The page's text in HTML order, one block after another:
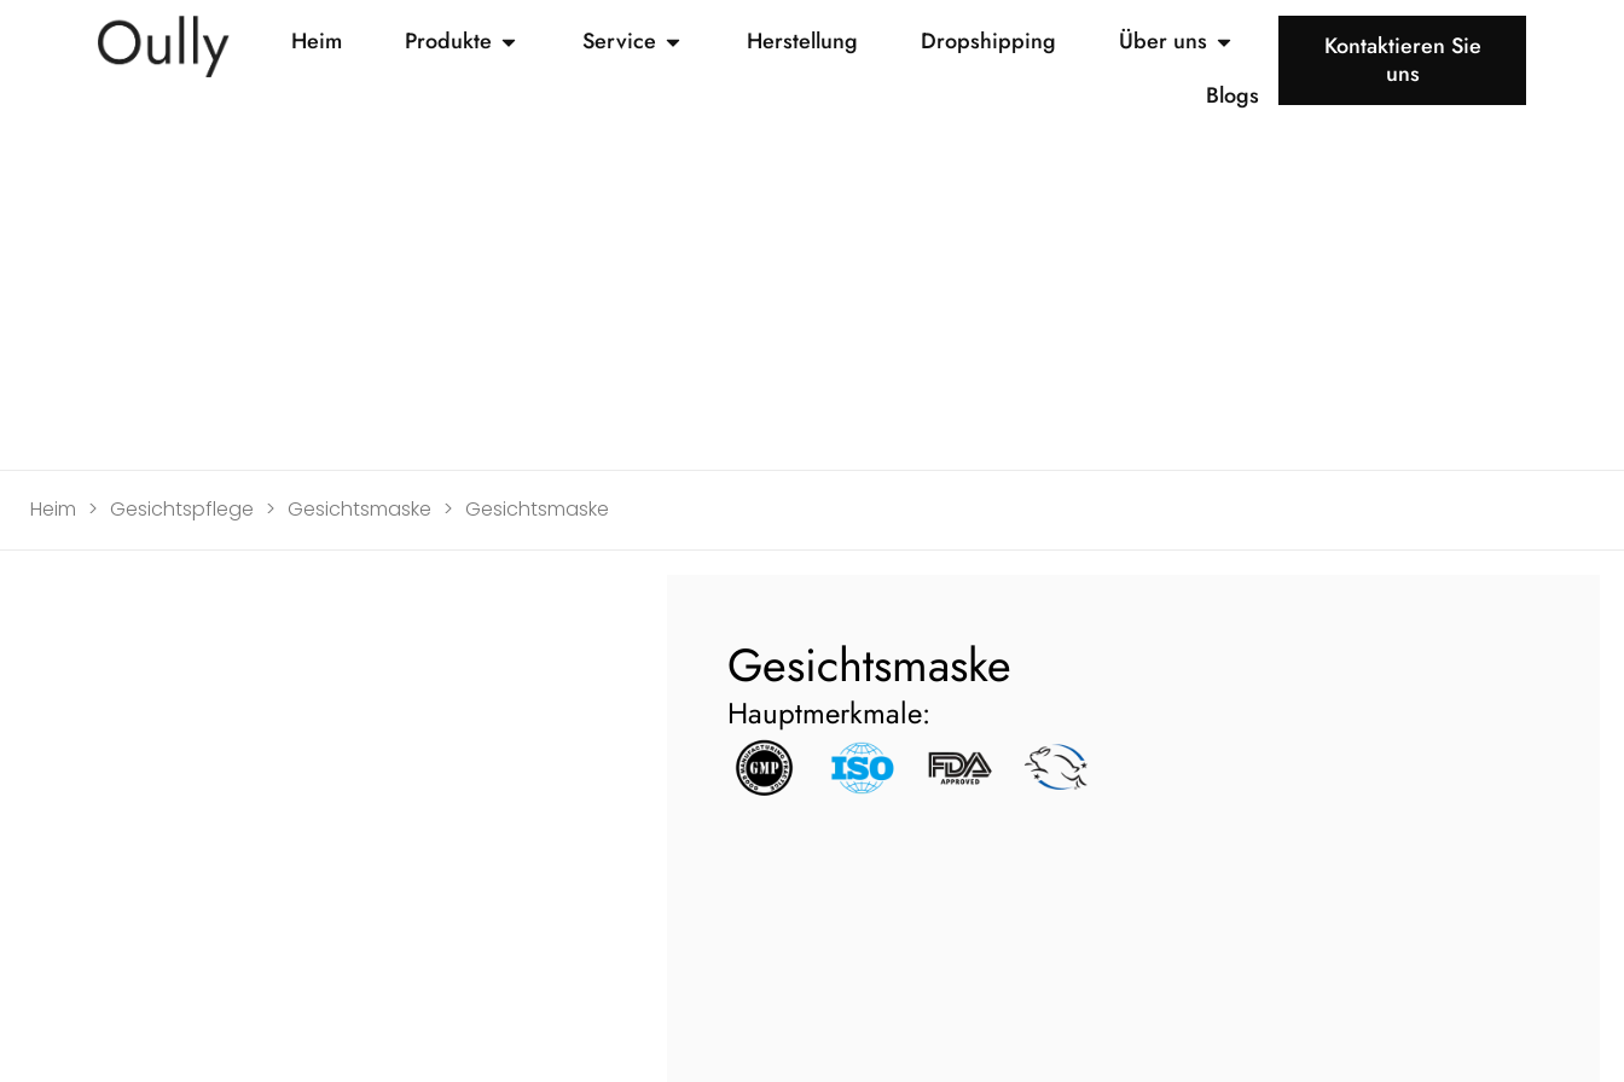
Heim Produkte Service Herstellung Dropshipping
Über uns
Blogs
Kontaktieren Sie
uns
Heim > Gesichtspflege > Gesichtsmaske > Gesichtsmaske
Gesichtsmaske
Hauptmerkmale: